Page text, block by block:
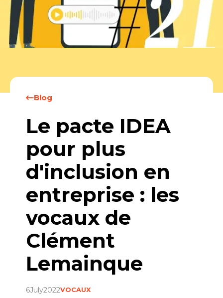
Blog
Le pacte IDEA
pour plus
d'inclusion en
entreprise : les
vocaux de
Clément
Lemainque
6July2022VOCAUX